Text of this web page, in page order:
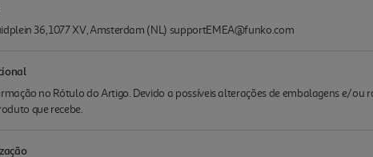
36, 1077 XV, Amsterdam (NL) supportEMEA@funko.com
no Rótulo do Artigo. Devido a possíveis alterações de embalagens e/ou
que recebe.